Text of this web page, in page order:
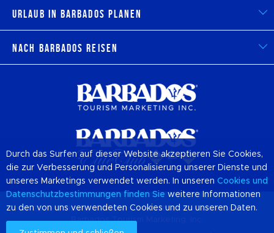
Urlaub in Barbados planen
Nach Barbados reisen
© 2026 Offizielle Website von Destination Barbadosund
Barbados Tourism Marketing, Inc.
Durch das Surfen auf dieser Website akzeptieren Sie Cookies,
die zur Verbesserung und Personalisierung unserer Dienste und
unseres Marketings verwendet werden. In unseren Cookies und
Datenschutzbestimmungen finden Sie weitere Informationen
zu den von uns verwendeten Cookies und zu unseren Daten.